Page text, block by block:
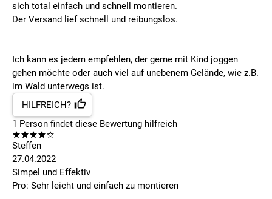
sich total einfach und schnell montieren.
Der Versand lief schnell und reibungslos.
Ich kann es jedem empfehlen, der gerne mit Kind joggen
gehen möchte oder auch viel auf unebenem Gelände, wie z.B.
im Wald unterwegs ist.
HILFREICH?
1 Person findet diese Bewertung hilfreich
Steffen
27.04.2022
Simpel und Effektiv
Pro: Sehr leicht und einfach zu montieren